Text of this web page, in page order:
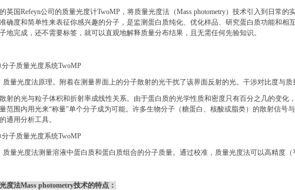
英国Refeyn公司的质量光度计TwoMP，将质量光度法（Mass photometry）技术引入到日常
确度和简单性来表征你感兴趣的分子，是监测蛋白质纯化、优化样品、研究蛋白质功能和相
地完成，还不需要标签，就可以直观地解释质量分布结果，且无需任何先验知识。
质量光度法原理。附着在测量界面上的分子散射的光干扰了该界面反射的光。干涉对比度与质
射的光与粒子体积和折射率成线性关系。由于蛋白质的光学性质和密度只有百分之几的变化
范围内用光来“称量"单个分子成为可能。许多生物分子（糖蛋白、核酸或脂类）的散射信号
通用分析工具。
质量光度法测量溶液中蛋白质和蛋白质组合的分子质量。通过校准，质量光度法可以高精度（
度法Mass photometry技术的特点：